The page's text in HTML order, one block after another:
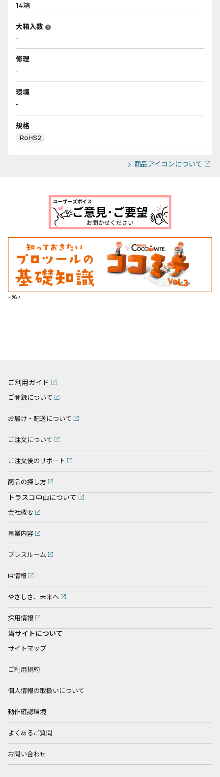
14箱
大箱入数 help
-
修理
-
環境
-
規格
RoHS2
商品アイコンについて
--%>
ご利用ガイド
ご登録について
お届け・配送について
ご注文について
ご注文後のサポート
商品の探し方
トラスコ中山について
会社概要
事業内容
プレスルーム
IR情報
やさしさ、未来へ
採用情報
当サイトについて
サイトマップ
ご利用規約
個人情報の取扱いについて
動作確認環境
よくあるご質問
お問い合わせ